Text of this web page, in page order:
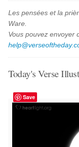
Les pensées et la
Ware.
Vous pouvez envoyer
Today's Verse
Save